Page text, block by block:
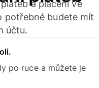
a placení ve
potřebné budete mít
účtu.
po ruce a můžete je